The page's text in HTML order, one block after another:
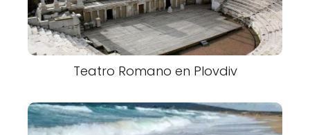
Teatro Romano en Plovdiv